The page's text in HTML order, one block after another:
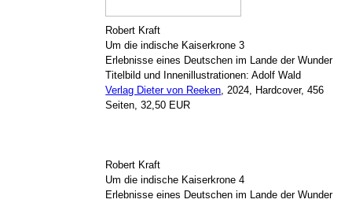
Robert Kraft
Um die indische Kaiserkrone 3
Erlebnisse eines Deutschen im Lande der Wunder
Titelbild und Innenillustrationen: Adolf Wald
Verlag Dieter von Reeken , 2024, Hardcover, 456
Seiten, 32,50 EUR
Robert Kraft
Um die indische Kaiserkrone 4
Erlebnisse eines Deutschen im Lande der Wunder